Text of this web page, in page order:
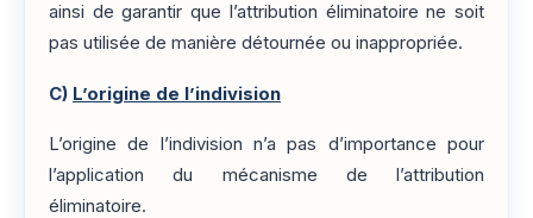
ainsi de garantir que l’attribution éliminatoire ne soit
pas utilisée de manière détournée ou inappropriée.
C) L’origine de l’indivision
L’origine de l’indivision n’a pas d’importance pour
l’application du mécanisme de l’attribution
éliminatoire.